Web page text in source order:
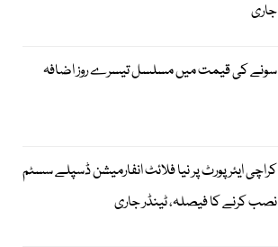
جاری
سونے کی قیمت میں مسلسل تیسرے روز اضافہ
کراچی ایئرپورٹ پر نیا فلائٹ انفارمیشن ڈسپلے سسٹم
نصب کرنے کا فیصلہ، ٹینڈر جاری